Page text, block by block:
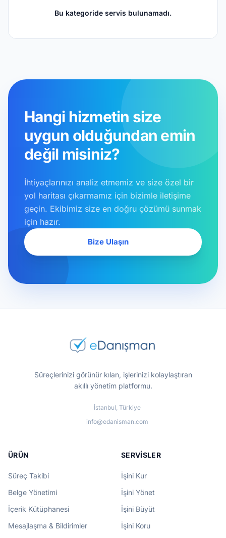
Bu kategoride servis bulunamadı.
Hangi hizmetin size
uygun olduğundan emin
değil misiniz?
İhtiyaçlarınızı analiz etmemiz ve size özel bir
yol haritası çıkarmamız için bizimle iletişime
geçin. Ekibimiz size en doğru çözümü sunmak
için hazır.
Bize Ulaşın
Süreçlerinizi görünür kılan, işlerinizi kolaylaştıran
akıllı yönetim platformu.
İstanbul, Türkiye
info@edanisman.com
ÜRÜN
Süreç Takibi
Belge Yönetimi
İçerik Kütüphanesi
Mesajlaşma & Bildirimler
SERVISLER
İşini Kur
İşini Yönet
İşini Büyüt
İşini Koru